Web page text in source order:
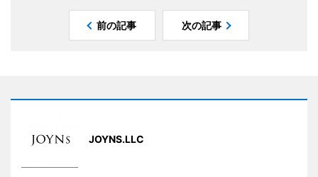
前の記事 次の記事
JOYNS.LLC